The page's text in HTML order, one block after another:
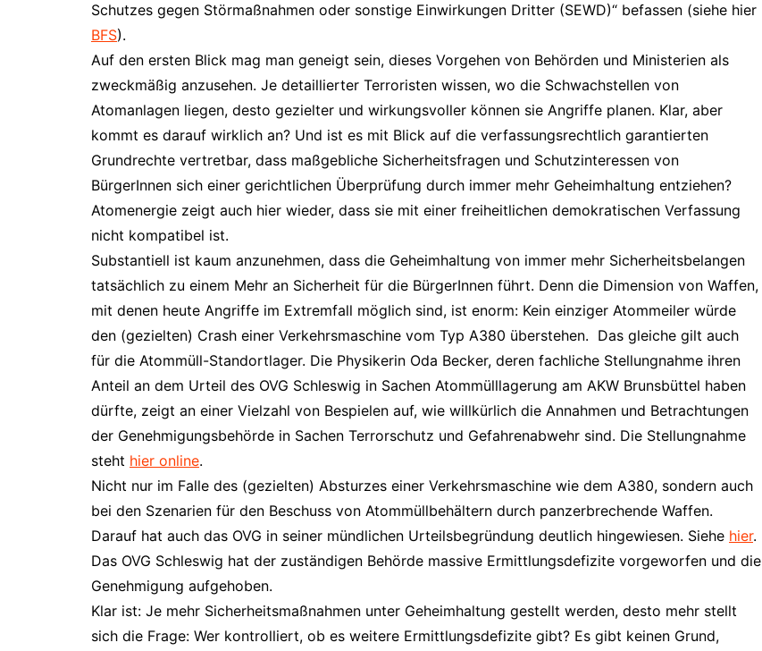
Schutzes gegen Störmaßnahmen oder sonstige Einwirkungen Dritter (SEWD)“ befassen (siehe hier
BFS).
Auf den ersten Blick mag man geneigt sein, dieses Vorgehen von Behörden und Ministerien als
zweckmäßig anzusehen. Je detaillierter Terroristen wissen, wo die Schwachstellen von
Atomanlagen liegen, desto gezielter und wirkungsvoller können sie Angriffe planen. Klar, aber
kommt es darauf wirklich an? Und ist es mit Blick auf die verfassungsrechtlich garantierten
Grundrechte vertretbar, dass maßgebliche Sicherheitsfragen und Schutzinteressen von
BürgerInnen sich einer gerichtlichen Überprüfung durch immer mehr Geheimhaltung entziehen?
Atomenergie zeigt auch hier wieder, dass sie mit einer freiheitlichen demokratischen Verfassung
nicht kompatibel ist.
Substantiell ist kaum anzunehmen, dass die Geheimhaltung von immer mehr Sicherheitsbelangen
tatsächlich zu einem Mehr an Sicherheit für die BürgerInnen führt. Denn die Dimension von Waffen,
mit denen heute Angriffe im Extremfall möglich sind, ist enorm: Kein einziger Atommeiler würde
den (gezielten) Crash einer Verkehrsmaschine vom Typ A380 überstehen. Das gleiche gilt auch
für die Atommüll-Standortlager. Die Physikerin Oda Becker, deren fachliche Stellungnahme ihren
Anteil an dem Urteil des OVG Schleswig in Sachen Atommülllagerung am AKW Brunsbüttel haben
dürfte, zeigt an einer Vielzahl von Bespielen auf, wie willkürlich die Annahmen und Betrachtungen
der Genehmigungsbehörde in Sachen Terrorschutz und Gefahrenabwehr sind. Die Stellungnahme
steht hier online.
Nicht nur im Falle des (gezielten) Absturzes einer Verkehrsmaschine wie dem A380, sondern auch
bei den Szenarien für den Beschuss von Atommüllbehältern durch panzerbrechende Waffen.
Darauf hat auch das OVG in seiner mündlichen Urteilsbegründung deutlich hingewiesen. Siehe hier.
Das OVG Schleswig hat der zuständigen Behörde massive Ermittlungsdefizite vorgeworfen und die
Genehmigung aufgehoben.
Klar ist: Je mehr Sicherheitsmaßnahmen unter Geheimhaltung gestellt werden, desto mehr stellt
sich die Frage: Wer kontrolliert, ob es weitere Ermittlungsdefizite gibt? Es gibt keinen Grund,